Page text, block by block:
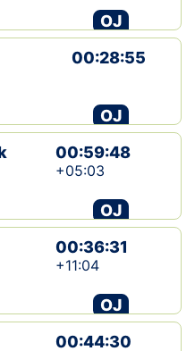
OJ
00:28:55
OJ
00:59:48
+05:03
OJ
00:36:31
+11:04
OJ
00:44:30